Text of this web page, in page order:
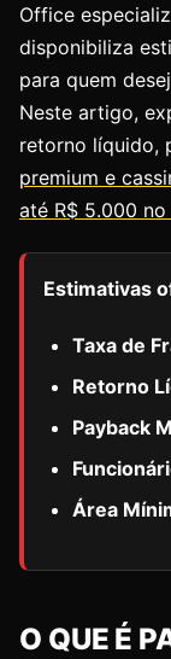
Office
disponibiliza
para quem
Neste artigo,
retorno líquido,
premium e
até R$ 5.000
Estimativas
Taxa de
Retorno
Payback
Área
O QUE É